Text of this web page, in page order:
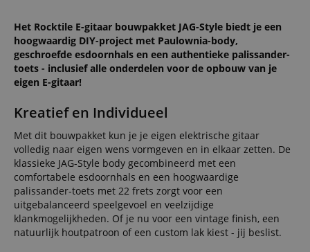
Het Rocktile E-gitaar bouwpakket JAG-Style biedt je een
hoogwaardig DIY-project met Paulownia-body,
geschroefde esdoornhals en een authentieke palissander-
toets - inclusief alle onderdelen voor de opbouw van je
eigen E-gitaar!
Kreatief en Individueel
Met dit bouwpakket kun je je eigen elektrische gitaar
volledig naar eigen wens vormgeven en in elkaar zetten. De
klassieke JAG-Style body gecombineerd met een
comfortabele esdoornhals en een hoogwaardige
palissander-toets met 22 frets zorgt voor een
uitgebalanceerd speelgevoel en veelzijdige
klankmogelijkheden. Of je nu voor een vintage finish, een
natuurlijk houtpatroon of een custom lak kiest - jij beslist.